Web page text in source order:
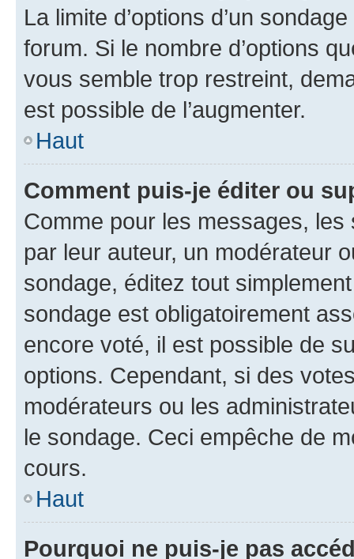
La limite d’options d’un
forum. Si le nombre d’options
vous semble trop restreint,
est possible de l’augmenter.
Haut
Comment puis-je éditer ou
Comme pour les messages,
par leur auteur, un modérateur
sondage, éditez tout
sondage est obligatoirement
encore voté, il est possible de
options. Cependant, si des
modérateurs ou les
le sondage. Ceci empêche de
cours.
Haut
Pourquoi ne puis-je pas